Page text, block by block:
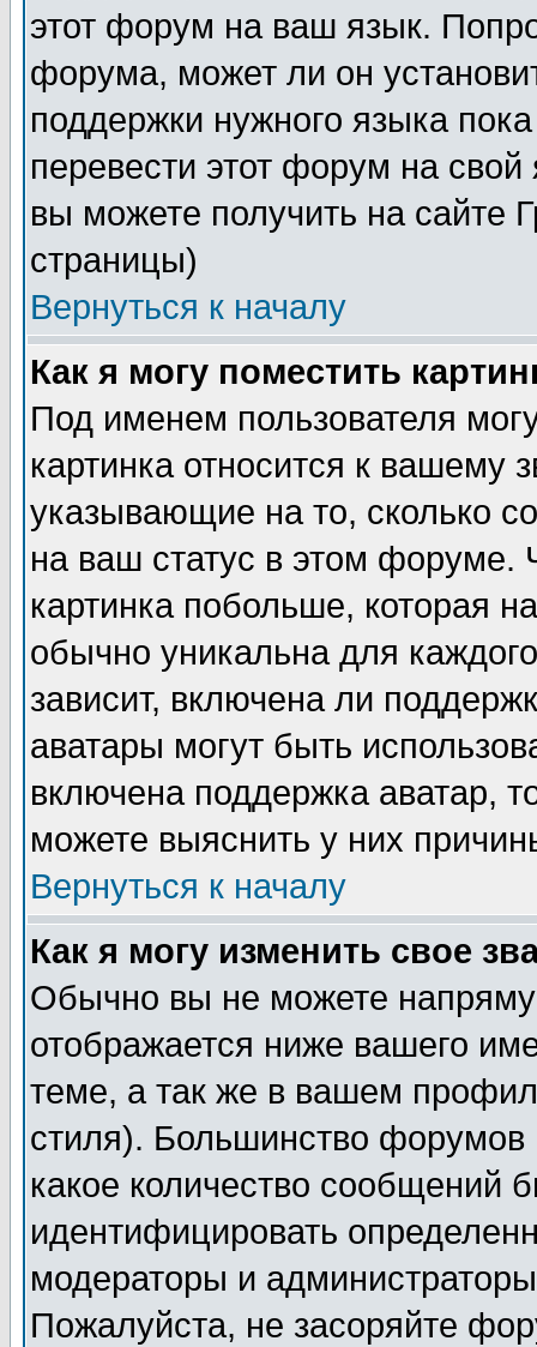
этот форум на ваш язык.
форума, может ли он
поддержки нужного языка
перевести этот форум на
вы можете получить на сайте
страницы)
Вернуться к началу
Как я могу поместить
Под именем пользователя
картинка относится к вашему
указывающие на то, сколько
на ваш статус в этом форуме.
картинка побольше, которая
обычно уникальна для
зависит, включена ли
аватары могут быть
включена поддержка аватар,
можете выяснить у них
Вернуться к началу
Как я могу изменить свое
Обычно вы не можете
отображается ниже вашего
теме, а так же в вашем
стиля). Большинство форумов
какое количество сообщений
идентифицировать
модераторы и
Пожалуйста, не засоряйте